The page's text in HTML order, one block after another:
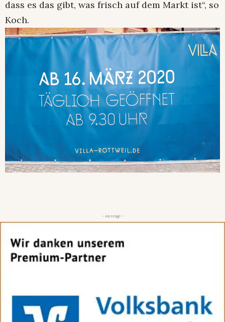
dass es das gibt, was frisch auf dem Markt ist“, so
Koch.
- Anzeige -